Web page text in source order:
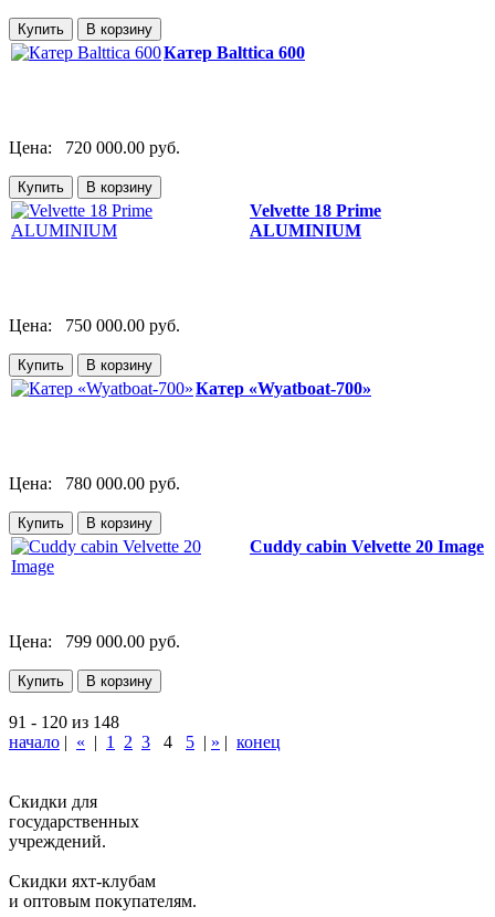
Катер Balttica 600
Цена: 720 000.00 руб.
Velvette 18 Prime
ALUMINIUM
Цена: 750 000.00 руб.
Катер «Wyatboat-700»
Цена: 780 000.00 руб.
Cuddy cabin Velvette 20 Image
Цена: 799 000.00 руб.
91 - 120 из 148
начало | « | 1 2 3 4 5 | » | конец
Скидки для
государственных
учреждений.
Скидки яхт-клубам
и оптовым покупателям.